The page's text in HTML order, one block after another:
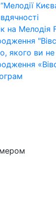
на Мелодія
якого ви не